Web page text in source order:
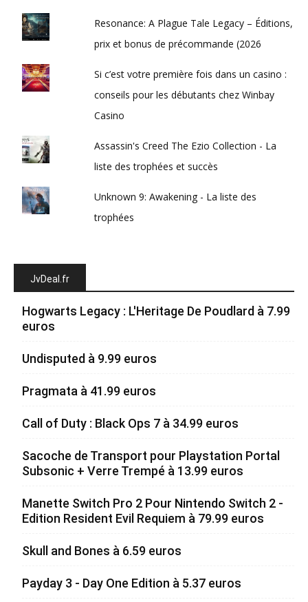
Resonance: A Plague Tale Legacy – Éditions,
prix et bonus de précommande (2026
Si c’est votre première fois dans un casino :
conseils pour les débutants chez Winbay
Casino
Assassin's Creed The Ezio Collection - La
liste des trophées et succès
Unknown 9: Awakening - La liste des
trophées
JvDeal.fr
Hogwarts Legacy : L'Heritage De Poudlard à 7.99
euros
Undisputed à 9.99 euros
Pragmata à 41.99 euros
Call of Duty : Black Ops 7 à 34.99 euros
Sacoche de Transport pour Playstation Portal
Subsonic + Verre Trempé à 13.99 euros
Manette Switch Pro 2 Pour Nintendo Switch 2 -
Edition Resident Evil Requiem à 79.99 euros
Skull and Bones à 6.59 euros
Payday 3 - Day One Edition à 5.37 euros